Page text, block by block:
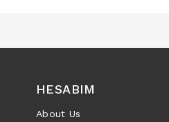
HESABIM
About Us